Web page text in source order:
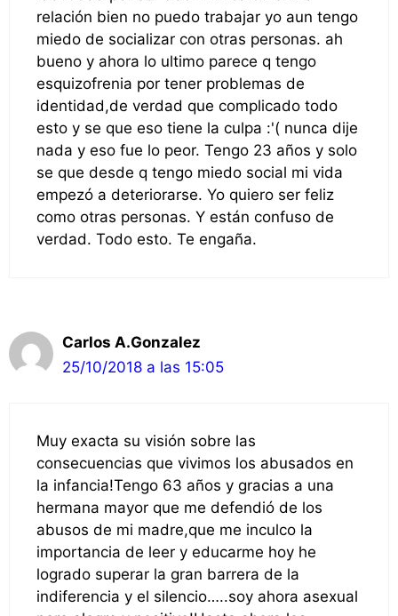
relación bien no puedo trabajar yo aun tengo
miedo de socializar con otras personas. ah
bueno y ahora lo ultimo parece q tengo
esquizofrenia por tener problemas de
identidad,de verdad que complicado todo
esto y se que eso tiene la culpa :'( nunca dije
nada y eso fue lo peor. Tengo 23 años y solo
se que desde q tengo miedo social mi vida
empezó a deteriorarse. Yo quiero ser feliz
como otras personas. Y están confuso de
verdad. Todo esto. Te engaña.
Carlos A.Gonzalez
25/10/2018 a las 15:05
Muy exacta su visión sobre las
consecuencias que vivimos los abusados en
la infancia!Tengo 63 años y gracias a una
hermana mayor que me defendió de los
abusos de mi madre,que me inculco la
importancia de leer y educarme hoy he
logrado superar la gran barrera de la
indiferencia y el silencio…..soy ahora asexual